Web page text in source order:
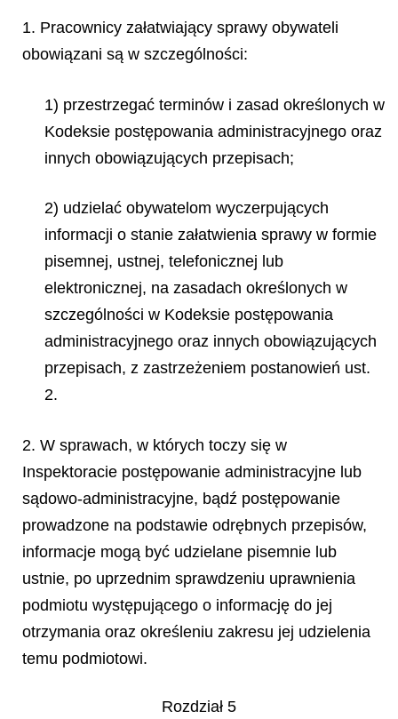
1. Pracownicy załatwiający sprawy obywateli
obowiązani są w szczególności:
1) przestrzegać terminów i zasad określonych w
Kodeksie postępowania administracyjnego oraz
innych obowiązujących przepisach;
2) udzielać obywatelom wyczerpujących
informacji o stanie załatwienia sprawy w formie
pisemnej, ustnej, telefonicznej lub
elektronicznej, na zasadach określonych w
szczególności w Kodeksie postępowania
administracyjnego oraz innych obowiązujących
przepisach, z zastrzeżeniem postanowień ust.
2.
2. W sprawach, w których toczy się w
Inspektoracie postępowanie administracyjne lub
sądowo-administracyjne, bądź postępowanie
prowadzone na podstawie odrębnych przepisów,
informacje mogą być udzielane pisemnie lub
ustnie, po uprzednim sprawdzeniu uprawnienia
podmiotu występującego o informację do jej
otrzymania oraz określeniu zakresu jej udzielenia
temu podmiotowi.
Rozdział 5